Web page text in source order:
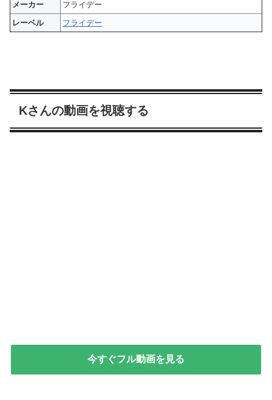
メーカー
フライデー
レーベル
フライデー
Kさんの動画を視聴する
今すぐフル動画を見る